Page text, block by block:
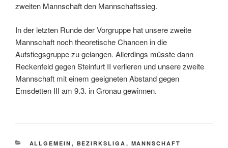
zweiten Mannschaft den Mannschaftssieg.
In der letzten Runde der Vorgruppe hat unsere zweite
Mannschaft noch theoretische Chancen in die
Aufstiegsgruppe zu gelangen. Allerdings müsste dann
Reckenfeld gegen Steinfurt II verlieren und unsere zweite
Mannschaft mit einem geeigneten Abstand gegen
Emsdetten III am 9.3. in Gronau gewinnen.
KATEGORIEN
ALLGEMEIN , BEZIRKSLIGA , MANNSCHAFT